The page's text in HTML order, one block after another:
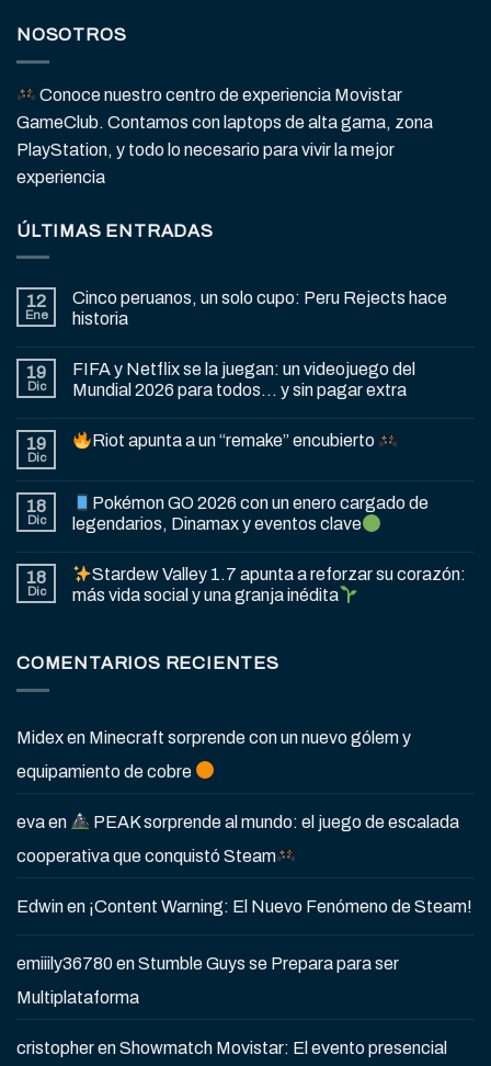
NOSOTROS
Conoce nuestro centro de experiencia Movistar
GameClub. Contamos con laptops de alta gama, zona
PlayStation, y todo lo necesario para vivir la mejor
experiencia
ÚLTIMAS ENTRADAS
12
Ene
Cinco peruanos, un solo cupo: Peru Rejects hace
historia
19
Dic
FIFA y Netflix se la juegan: un videojuego del
Mundial 2026 para todos… y sin pagar extra
19
Dic
Riot apunta a un “remake” encubierto
18
Dic
Pokémon GO 2026 con un enero cargado de
legendarios, Dinamax y eventos clave
18
Dic
Stardew Valley 1.7 apunta a reforzar su corazón:
más vida social y una granja inédita
COMENTARIOS RECIENTES
Midexen Minecraft sorprende con un nuevo gólem y
equipamiento de cobre
evaen
PEAK sorprende al mundo: el juego de escalada
cooperativa que conquistó Steam
Edwinen ¡Content Warning: El Nuevo Fenómeno de Steam!
emiiily36780enStumble Guys se Prepara para ser
Multiplataforma
cristopherenShowmatch Movistar: El evento presencial